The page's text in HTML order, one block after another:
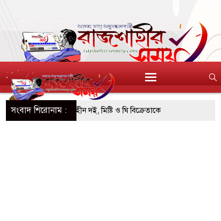
সংবাদ শিরোনাম :
অনুমোদনহীন দই, মিষ্টি ও ঘি বিক্রেতাকে